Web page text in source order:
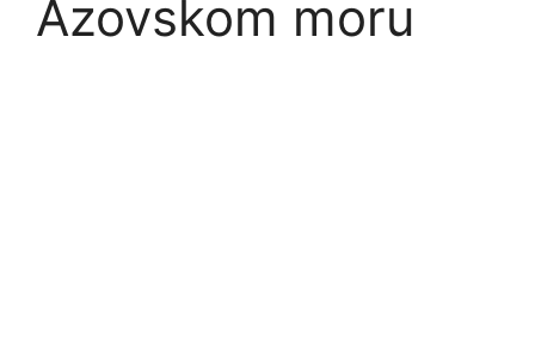
Azovskom moru